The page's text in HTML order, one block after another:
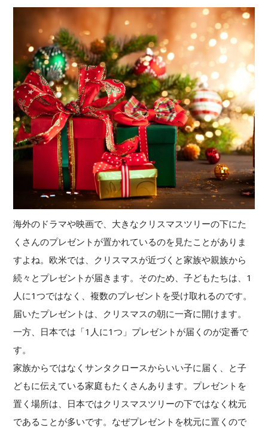
海外のドラマや映画で、大きなクリスマスツリーの下にた
くさんのプレゼントが置かれているのを見たことがありま
すよね。欧米では、クリスマスが近づくと家族や親族から
続々とプレゼントが届きます。そのため、子どもたちは、1
人に1つではなく、複数のプレゼントを受け取れるのです。
届いたプレゼントは、クリスマスの朝に一斉に開けます。
一方、日本では「1人に1つ」プレゼントが届くのが定番で
す。
家族からではなくサンタクロースからいい子に届く、と子
どもに伝えている家庭もたくさんあります。プレゼントを
置く場所は、日本ではクリスマスツリーの下ではなく枕元
であることが多いです。なぜプレゼントを枕元に置くので